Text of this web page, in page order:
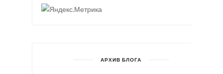
АРХИВ БЛОГА